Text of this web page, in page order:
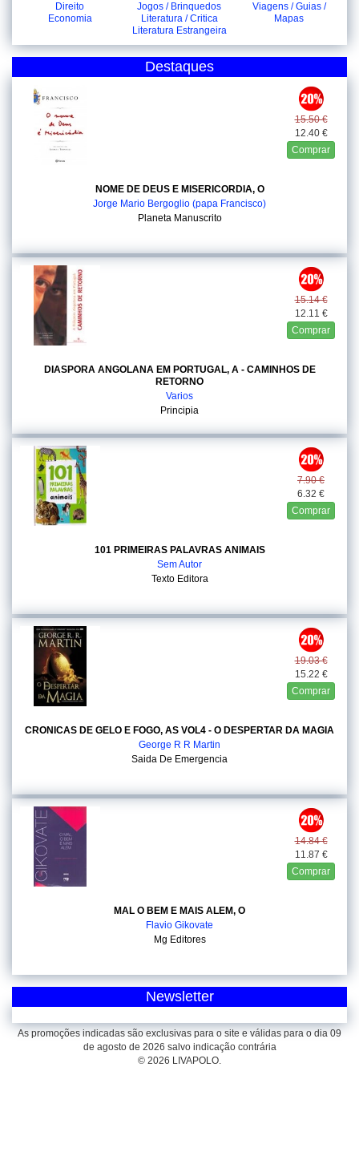
Direito
Economia
Jogos / Brinquedos
Literatura / Critica
Literatura Estrangeira
Viagens / Guias /
Mapas
Destaques
15.50 €
12.40 €
Comprar
NOME DE DEUS E MISERICORDIA, O
Jorge Mario Bergoglio (papa Francisco)
Planeta Manuscrito
15.14 €
12.11 €
Comprar
DIASPORA ANGOLANA EM PORTUGAL, A - CAMINHOS DE
RETORNO
Varios
Principia
7.90 €
6.32 €
Comprar
101 PRIMEIRAS PALAVRAS ANIMAIS
Sem Autor
Texto Editora
19.03 €
15.22 €
Comprar
CRONICAS DE GELO E FOGO, AS VOL4 - O DESPERTAR DA MAGIA
George R R Martin
Saida De Emergencia
14.84 €
11.87 €
Comprar
MAL O BEM E MAIS ALEM, O
Flavio Gikovate
Mg Editores
Newsletter
As promoções indicadas são exclusivas para o site e válidas para o dia 09
de agosto de 2026 salvo indicação contrária
© 2026 LIVAPOLO.